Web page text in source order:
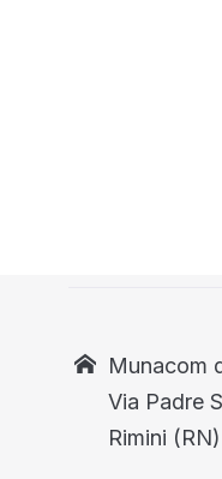
Munacom
Via Padre
Rimini